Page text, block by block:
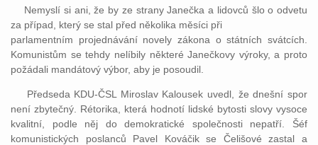
Nemyslí si ani, že by ze strany Janečka a lidovců šlo o odvetu
za případ, který se stal před několika měsíci při
parlamentním projednávání novely zákona o státních svátcích.
Komunistům se tehdy nelíbily některé Janečkovy výroky, a proto
požádali mandátový výbor, aby je posoudil.
Předseda KDU-ČSL Miroslav Kalousek uvedl, že dnešní spor
není zbytečný. Rétorika, která hodnotí lidské bytosti slovy vysoce
kvalitní, podle něj do demokratické společnosti nepatří. Šéf
komunistických poslanců Pavel Kováčik se Čelišové zastal a